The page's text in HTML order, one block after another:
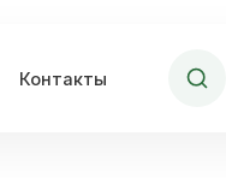
Контакты